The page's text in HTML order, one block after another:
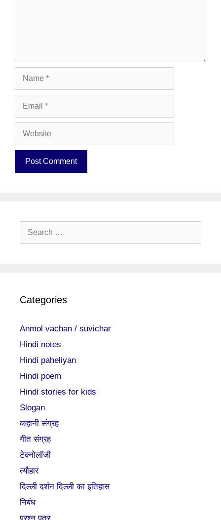
Search
Categories
Anmol vachan / suvichar
Hindi notes
Hindi paheliyan
Hindi poem
Hindi stories for kids
Slogan
कहानी संग्रह
गीत संग्रह
टेक्नोलॉजी
त्यौहार
दिल्ली दर्शन दिल्ली का इतिहास
निबंध